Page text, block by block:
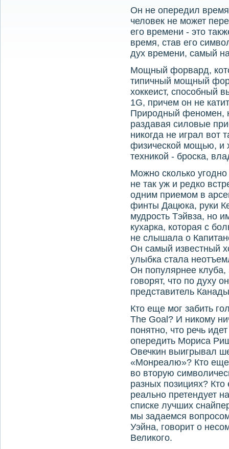
Он не опередил
человек не может
его времени - это
время, став его
дух времени, самый
Мощный форвард,
типичный мощный
хоккеист, способный
1G, причем он не
Природный феномен,
раздавая силовые
никогда не играл вот
физической мощью, и
техникой - броска,
Можно сколько угодно
не так уж и редко
одним приемом в
финты Дацюка, руки
мудрость Тэйвза, но
кухарка, которая с
не слышала о
Он самый известный
улыбка стала
Он популярнее клуба,
говорят, что по духу
представитель
Кто еще мог забить
The Goal? И никому
понятно, что речь
опередить Мориса
Овечкин выигрывал
«Монреалю»? Кто еще
во вторую
разных позициях?
реально претендует
списке лучших
мы задаемся
Уэйна, говорит о
Великого.